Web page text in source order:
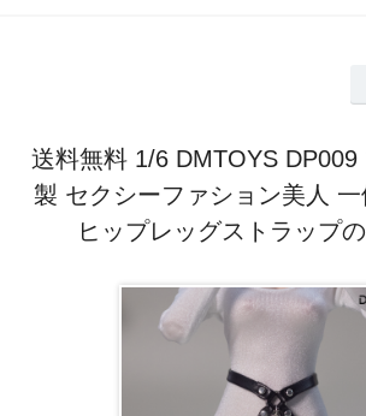
送料無料 1/6 DMTOYS DP009
製 セクシーファション美人 一
ヒップレッグストラップ